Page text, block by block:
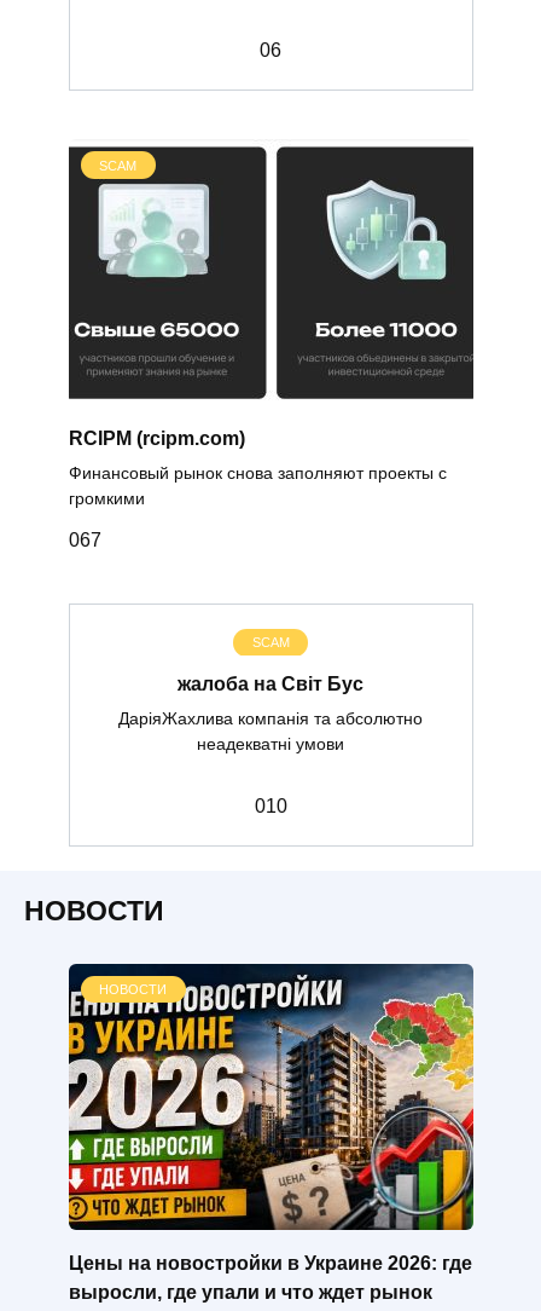
06
SCAM
RCIPM (rcipm.com)
Финансовый рынок снова заполняют проекты с
громкими
067
SCAM
жалоба на Світ Бус
ДаріяЖахлива компанія та абсолютно
неадекватні умови
010
НОВОСТИ
НОВОСТИ
Цены на новостройки в Украине 2026: где
выросли, где упали и что ждет рынок